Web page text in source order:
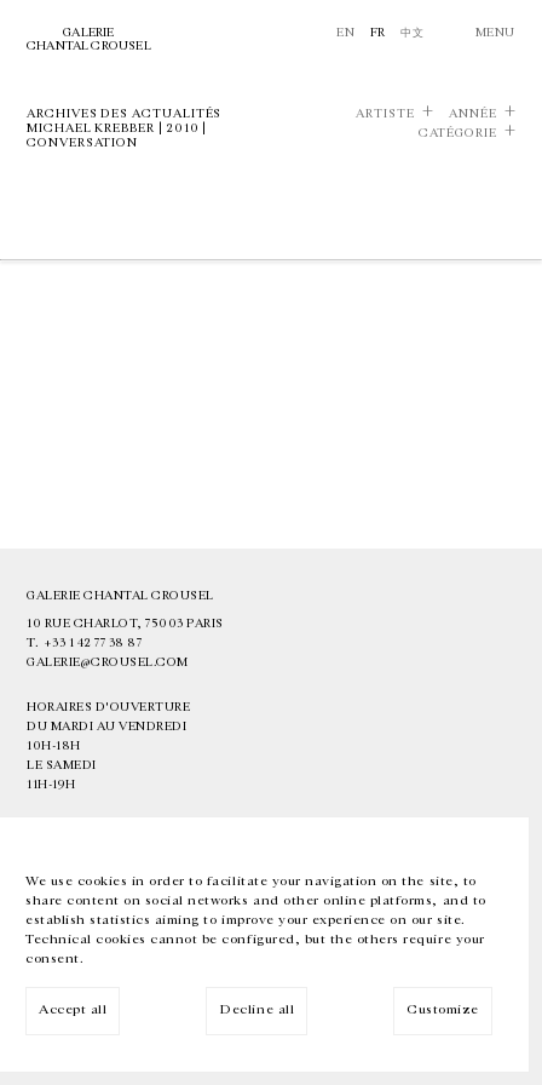
We use cookies in order to facilitate your navigation on the site, to
share content on social networks and other online platforms, and to
establish statistics aiming to improve your experience on our site.
Technical cookies cannot be configured, but the others require your
consent.
Accept all Decline all Customize
GALERIE
CHANTAL CROUSEL
EN FR 中文 MENU
ARCHIVES DES ACTUALITÉS
MICHAEL KREBBER | 2010 |
CONVERSATION
ARTISTE
ANNÉE
CATÉGORIE
GALERIE CHANTAL CROUSEL
10 RUE CHARLOT, 75003 PARIS
T. +33 1 42 77 38 87
GALERIE@CROUSEL.COM
HORAIRES D'OUVERTURE
DU MARDI AU VENDREDI
10H-18H
LE SAMEDI
11H-19H
EN FR 中文 Facebook Instagram
Inscrivez-vous à notre newsletter